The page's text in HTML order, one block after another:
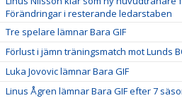
Förändringar i resterande ledarstaben
Tre spelare lämnar Bara GIF
Förlust i jämn träningsmatch mot Lunds
Luka Jovovic lämnar Bara GIF
Linus Ågren lämnar Bara GIF efter 7